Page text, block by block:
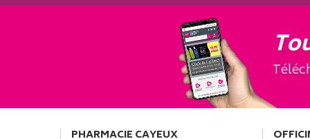
PHARMACIE CAYEUX